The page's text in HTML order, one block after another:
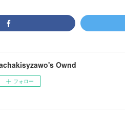
Ownd
フォロー